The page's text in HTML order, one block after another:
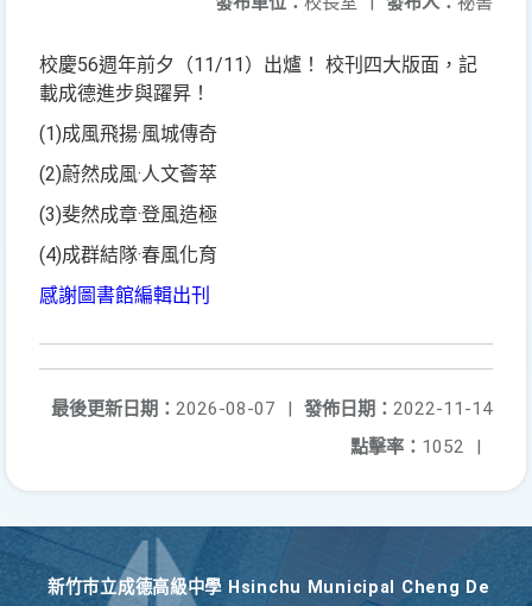
校慶56週年前夕（11/11）出爐！ 校刊四大版面，記
載成德進步與躍昇！
(1)成風飛揚·風城傳奇
(2)蔚然成風·人文薈萃
(3)斐然成章·登風造極
(4)成群結隊·春風化育
感謝圖書館編輯出刊
發佈日期： 2022-11-14
最後更新日期： 2026-08-07
|
點擊率： 1052 |
新竹巿立成德高級中學 Hsinchu Municipal Cheng De